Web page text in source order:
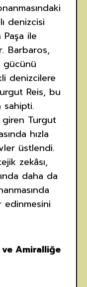
denizcisi
ile
Barbaros,
gücünü
denizcilere
Reis, bu
sahipti.
giren Turgut
hızla
üstlendi.
zekâsı,
daha da
Amiralliğe